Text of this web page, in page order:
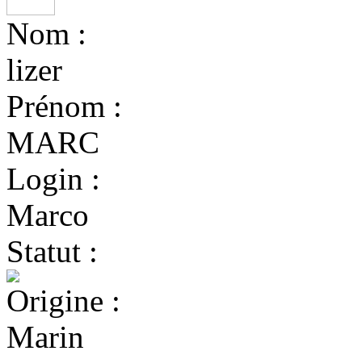
Nom :
lizer
Prénom :
MARC
Login :
Marco
Statut :
Origine :
Marin